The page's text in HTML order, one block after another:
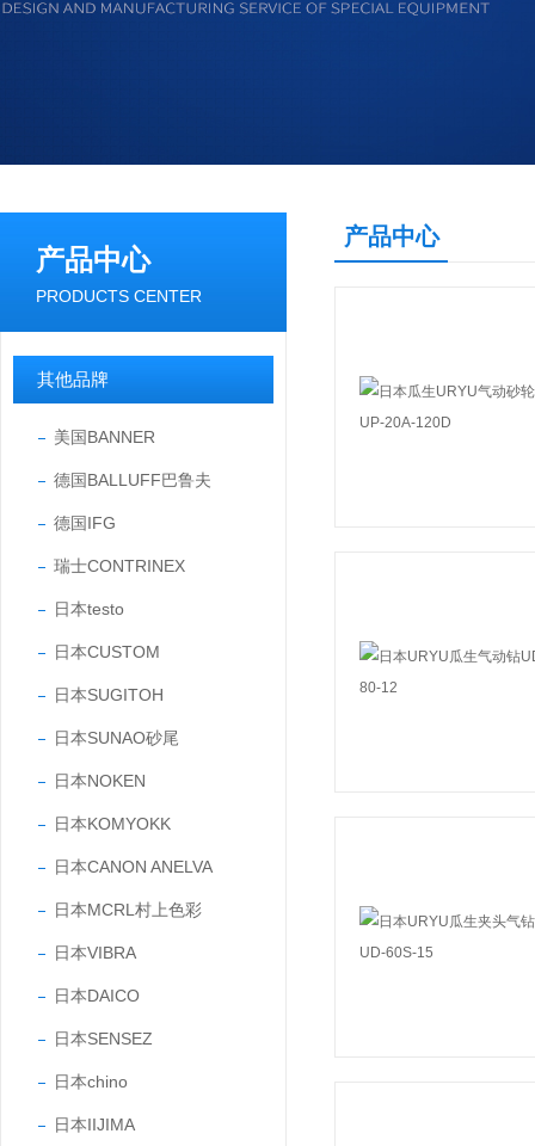
产品中心
PRODUCTS CENTER
其他品牌
美国BANNER
德国BALLUFF巴鲁夫
德国IFG
瑞士CONTRINEX
日本testo
日本CUSTOM
日本SUGITOH
日本SUNAO砂尾
日本NOKEN
日本KOMYOKK
日本CANON ANELVA
日本MCRL村上色彩
日本VIBRA
日本DAICO
日本SENSEZ
日本chino
日本IIJIMA
产品中心